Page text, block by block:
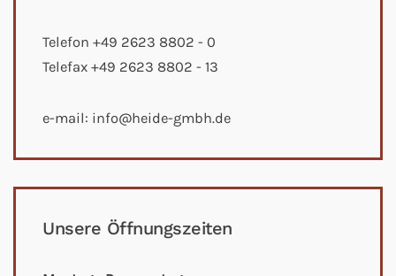
Telefon +49 2623 8802 - 0
Telefax +49 2623 8802 - 13
e-mail: info@heide-gmbh.de
Unsere Öffnungszeiten